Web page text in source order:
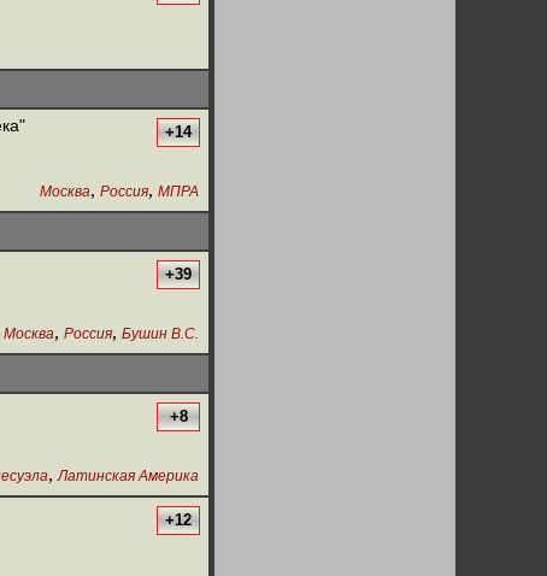
+14
Москва, Россия, МПРА
+39
Москва, Россия, Бушин В.С.
+8
, Латинская Америка
+12